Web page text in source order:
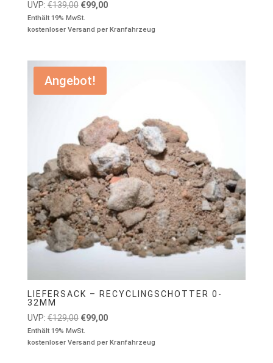
UVP: €139,00 Ursprünglicher
Preis
war:
€99,00Aktueller
ist:
Enthält 19% MwSt.
kostenloser Versand per Kranfahrzeug
Angebot!
LIEFERSACK – RECYCLINGSCHOTTER 0-
32MM
UVP: €129,00 Ursprünglicher
Preis
war:
€99,00Aktueller
ist:
Enthält 19% MwSt.
kostenloser Versand per Kranfahrzeug